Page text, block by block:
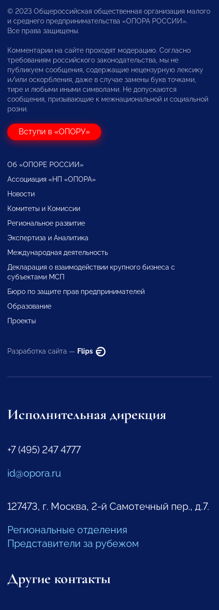
© 2023 Общероссийская общественная организация малого
и среднего предпринимательства «ОПОРА РОССИИ».
Все права защищены.
Комментарии на сайте проходят модерацию. Согласно
требованиям российского законодательства, мы не
публикуем сообщения, содержащие нецензурную лексику
и/или оскорбления, даже в случае замены букв точками,
тире и любыми иными символами. Не допускаются
сообщения, призывающие к межнациональной и социальной
розни.
Вступи в «ОПОРУ»
Об «ОПОРЕ РОССИИ»
Ассоциация «НП «ОПОРА»
Новости
Комитеты и Комиссии
Региональное развитие
Экспертиза и Аналитика
Международная деятельность
Декларация о взаимодействии крупного бизнеса с
субъектами МСП
Бюро по защите прав предпринимателей
Образование
Проекты
Разработка сайта — Flips
Исполнительная дирекция
+7 (495) 247 4777
id@opora.ru
127473, г. Москва, 2-й Самотечный пер., д.7.
Региональные отделения
Представители за рубежом
Другие контакты